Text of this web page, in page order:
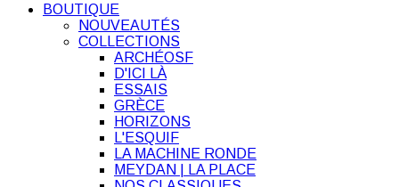
BOUTIQUE
NOUVEAUTÉS
COLLECTIONS
ARCHÉOSF
D'ICI LÀ
ESSAIS
GRÈCE
HORIZONS
L'ESQUIF
LA MACHINE RONDE
MEYDAN | LA PLACE